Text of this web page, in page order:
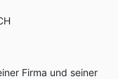
Firma und seiner